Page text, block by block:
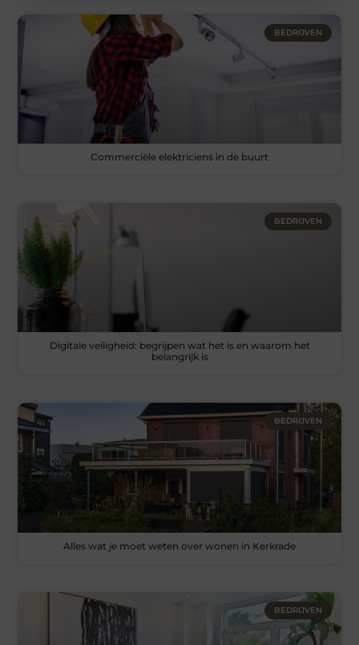
BEDRIJVEN
Commerciële elektriciens in de buurt
BEDRIJVEN
Digitale veiligheid: begrijpen wat het is en waarom het
belangrijk is
BEDRIJVEN
Alles wat je moet weten over wonen in Kerkrade
BEDRIJVEN